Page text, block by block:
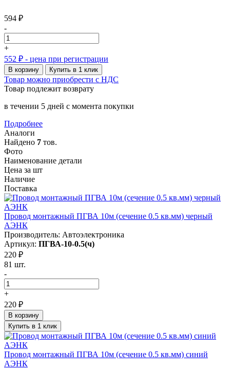
594 ₽
-
+
552 ₽ - цена при регистрации
В корзину Купить в 1 клик
Товар можно приобрести с НДС
Товар подлежит возврату
в течении 5 дней с момента покупки
Подробнее
Аналоги
Найдено 7 тов.
Фото
Наименование детали
Цена за шт
Наличие
Поставка
Провод монтажный ПГВА 10м (сечение 0.5 кв.мм) черный
АЭНК
Производитель: Автоэлектроника
Артикул: ПГВА-10-0.5(ч)
220 ₽
81 шт.
-
+
220 ₽
В корзину
Купить в 1 клик
Провод монтажный ПГВА 10м (сечение 0.5 кв.мм) синий
АЭНК